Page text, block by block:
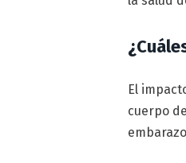
El
cuerpo